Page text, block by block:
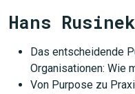
Hans
Das entscheidende
Organisationen: Wie
Von Purpose zu